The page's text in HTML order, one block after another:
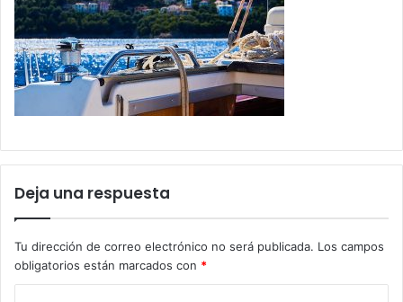
Deja una respuesta
Tu dirección de correo electrónico no será publicada. Los campos
obligatorios están marcados con *